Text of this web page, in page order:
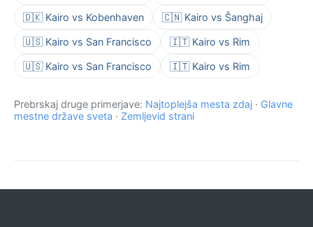
🇩🇰 Kairo vs Kobenhaven 🇨🇳 Kairo vs Šanghaj
🇺🇸 Kairo vs San Francisco 🇮🇹 Kairo vs Rim
🇺🇸 Kairo vs San Francisco 🇮🇹 Kairo vs Rim
Prebrskaj druge primerjave: Najtoplejša mesta zdaj · Glavne
mestne države sveta · Zemljevid strani